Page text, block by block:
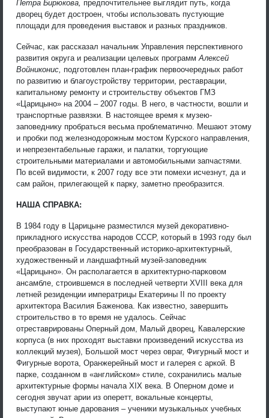
Петра Бирюкова, предпочтительнее выглядит путь, когда
дворец будет достроен, чтобы использовать пустующие
площади для проведения выставок и разных праздников.
Сейчас, как рассказал начальник Управления перспективного
развития округа и реализации целевых программ Алексей
Войниконис, подготовлен план-график первоочередных работ
по развитию и благоустройству территории, реставрации,
капитальному ремонту и строительству объектов ГМЗ
«Царицыно» на 2004 – 2007 годы. В него, в частности, вошли и
транспортные развязки. В настоящее время к музею-
заповеднику пробраться весьма проблематично. Мешают этому
и пробки под железнодорожным мостом Курского направления,
и непрезентабельные гаражи, и палатки, торгующие
строительными материалами и автомобильными запчастями.
По всей видимости, к 2007 году все эти помехи исчезнут, да и
сам район, прилегающей к парку, заметно преобразится.
НАША СПРАВКА:
В 1984 году в Царицыне разместился музей декоративно-
прикладного искусства народов СССР, который в 1993 году был
преобразован в Государственный историко-архитектурный,
художественный и ландшафтный музей-заповедник
«Царицыно». Он располагается в архитектурно-парковом
ансамбле, строившемся в последней четверти ХVIII века для
летней резиденции императрицы Екатерины II по проекту
архитектора Василия Баженова. Как известно, завершить
строительство в то время не удалось. Сейчас
отреставрированы Оперный дом, Малый дворец, Кавалерские
корпуса (в них проходят выставки произведений искусства из
коллекций музея), Большой мост через овраг, Фигурный мост и
Фигурные ворота, Оранжерейный мост и галерея с аркой. В
парке, созданном в «английском» стиле, сохранились малые
архитектурные формы начала XIX века. В Оперном доме и
сегодня звучат арии из оперетт, вокальные концерты,
выступают юные дарования – ученики музыкальных учебных